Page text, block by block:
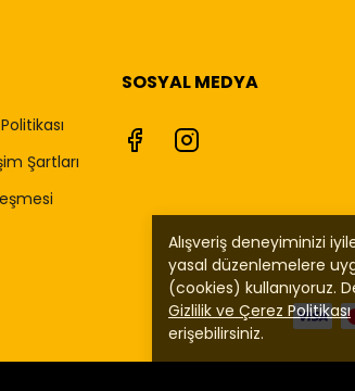
Alışveriş deneyiminizi
yasal düzenlemelere
(cookies) kullanıyoruz.
Gizlilik ve Çerez Politikası
erişebilirsiniz.
Şartları
SOSYAL MEDYA